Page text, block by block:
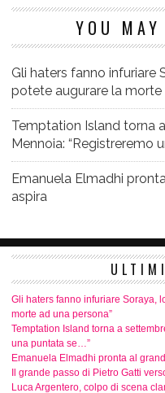
YOU
Gli haters fanno infuriare
potete augurare la morte
Temptation Island torna
Mennoia: “Registreremo
Emanuela Elmadhi
aspira
Gli haters fanno infuriare Soraya,
morte ad una persona”
Temptation Island torna a
una puntata se…”
Emanuela Elmadhi pronta al
Il grande passo di Pietro Gatti
Luca Argentero, colpo di scena